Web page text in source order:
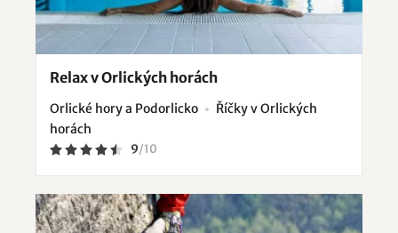
Relax v Orlických horách
Orlické hory a Podorlicko
Říčky v Orlických
horách
9/10